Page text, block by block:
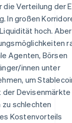
die Verteilung der
In großen
hoch.
Agenten, Börsen
innen unter
um
der
schlechten
Kostenvorteils